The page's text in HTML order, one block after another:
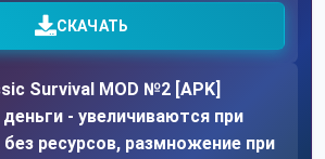
СКАЧАТЬ
Survival MOD №2 [APK]
- увеличиваются при
ресурсов, размножение при